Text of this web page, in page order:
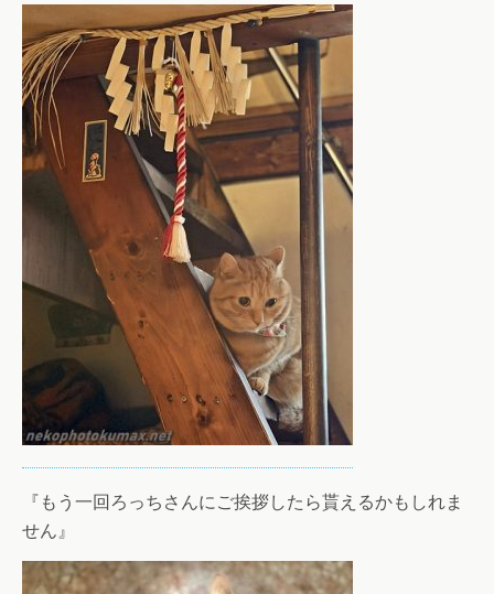
『もう一回ろっちさんにご挨拶したら貰えるかもしれま
せん』